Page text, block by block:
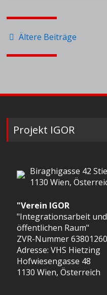
Beitragsnavigation
Ältere Beiträge
Projekt IGOR
Biraghigasse 42
1130 Wien,
"Verein IGOR
"Integrationsarbeit
öffentlichen Raum"
ZVR-Nummer
Adresse: VHS Hietzing
Hofwiesengasse 48
1130 Wien, Österreich